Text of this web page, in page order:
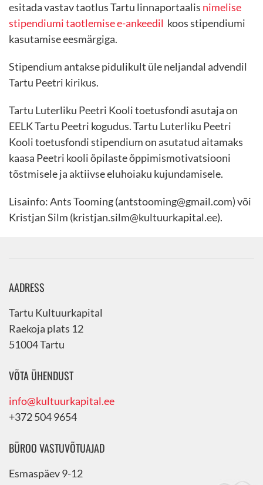
esitada vastav taotlus Tartu linnaportaalis nimelise
stipendiumi taotlemise e-ankeedil koos stipendiumi
kasutamise eesmärgiga.
Stipendium antakse pidulikult üle neljandal advendil
Tartu Peetri kirikus.
Tartu Luterliku Peetri Kooli toetusfondi asutaja on
EELK Tartu Peetri kogudus. Tartu Luterliku Peetri
Kooli toetusfondi stipendium on asutatud aitamaks
kaasa Peetri kooli õpilaste õppimismotivatsiooni
tõstmisele ja aktiivse eluhoiaku kujundamisele.
Lisainfo: Ants Tooming (antstooming@gmail.com) või
Kristjan Silm (kristjan.silm@kultuurkapital.ee).
AADRESS
Tartu Kultuurkapital
Raekoja plats 12
51004 Tartu
VÕTA ÜHENDUST
info@kultuurkapital.ee
+372 504 9654
BÜROO VASTUVÕTUAJAD
Esmaspäev 9-12